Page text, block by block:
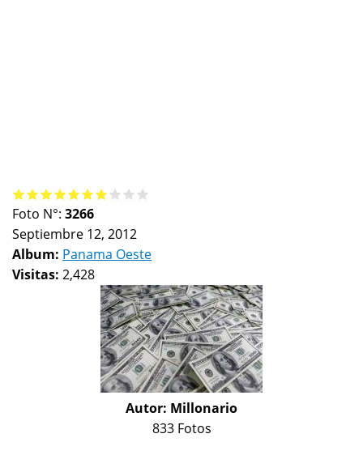
Foto N°: 3266
Septiembre 12, 2012
Album: Panama Oeste
Visitas: 2,428
Autor: Millonario
833 Fotos